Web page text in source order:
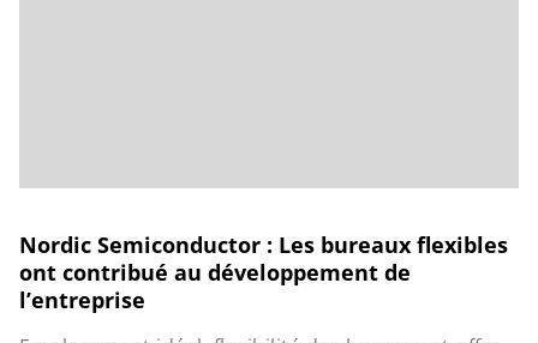
Nordic Semiconductor : Les bureaux flexibles
ont contribué au développement de
l’entreprise